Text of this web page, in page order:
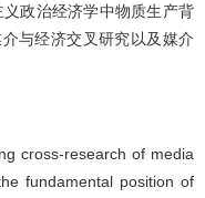
政治经济学中物质生产背
与经济交叉研究以及媒介
cross-research of media
fundamental position of